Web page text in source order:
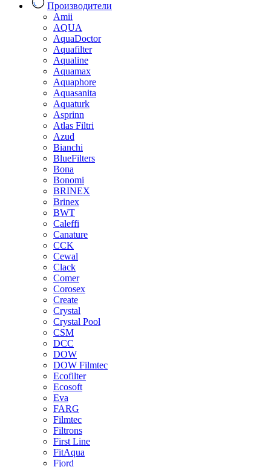
Производители
Amii
AQUA
AquaDoctor
Aquafilter
Aqualine
Aquamax
Aquaphore
Aquasanita
Aquaturk
Asprinn
Atlas Filtri
Azud
Bianchi
BlueFilters
Bona
Bonomi
BRINEX
Brinex
BWT
Caleffi
Canature
CCK
Cewal
Clack
Comer
Corosex
Create
Crystal
Crystal Pool
CSM
DCC
DOW
DOW Filmtec
Ecofilter
Ecosoft
Eva
FARG
Filmtec
Filtrons
First Line
FitAqua
Fjord